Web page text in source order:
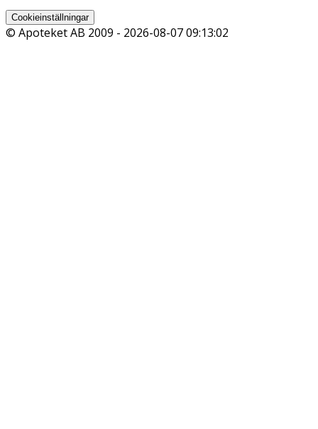
Cookieinställningar
© Apoteket AB 2009 - 2026-08-07 09:13:02